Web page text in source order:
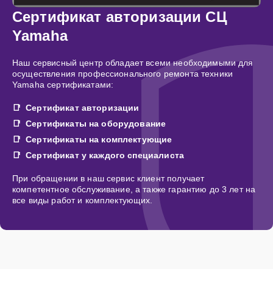
Сертификат авторизации СЦ
Yamaha
Наш сервисный центр обладает всеми необходимыми для
осуществления профессионального ремонта техники
Yamaha сертификатами:
Сертификат авторизации
Сертификаты на оборудование
Сертификаты на комплектующие
Сертификат у каждого специалиста
При обращении в наш сервис клиент получает
компетентное обслуживание, а также гарантию до 3 лет на
все виды работ и комплектующих.